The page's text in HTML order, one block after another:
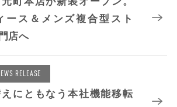
ース＆メンズ複合型スト
店へ
RELEASE
にともなう本社機能移転